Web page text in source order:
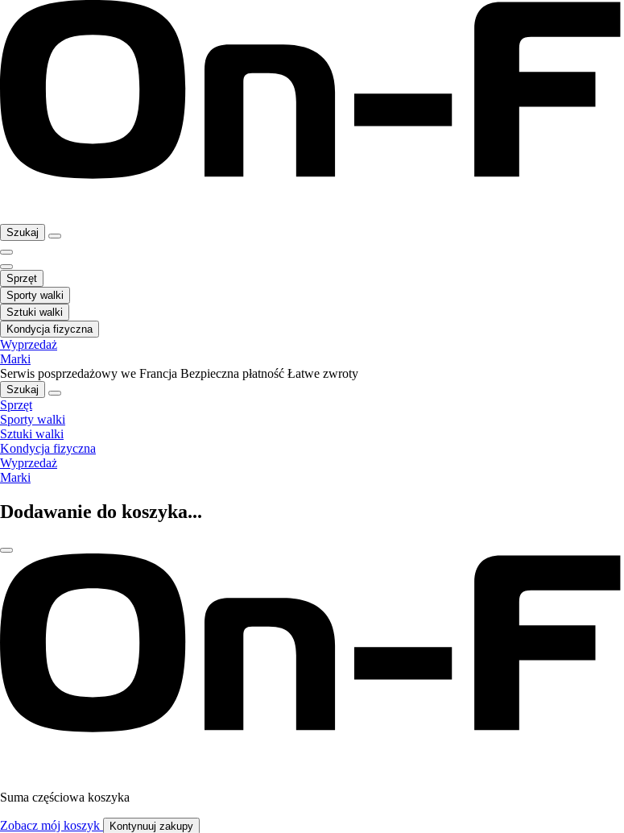
Szukaj
Sprzęt
Sporty walki
Sztuki walki
Kondycja fizyczna
Wyprzedaż
Marki
Serwis posprzedażowy we Francja Bezpieczna płatność Łatwe zwroty
Szukaj
Sprzęt
Sporty walki
Sztuki walki
Kondycja fizyczna
Wyprzedaż
Marki
Dodawanie do koszyka...
Suma częściowa koszyka
Zobacz mój koszyk Kontynuuj zakupy